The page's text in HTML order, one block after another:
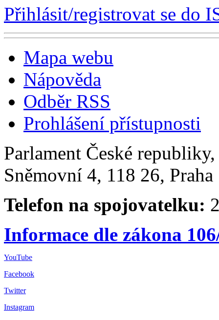
Přihlásit/registrovat se do
Mapa webu
Nápověda
Odběr RSS
Prohlášení přístupnosti
Parlament České
Sněmovní 4, 118 26,
Telefon na spojovatelku:
Informace dle zákona
YouTube
Facebook
Twitter
Instagram